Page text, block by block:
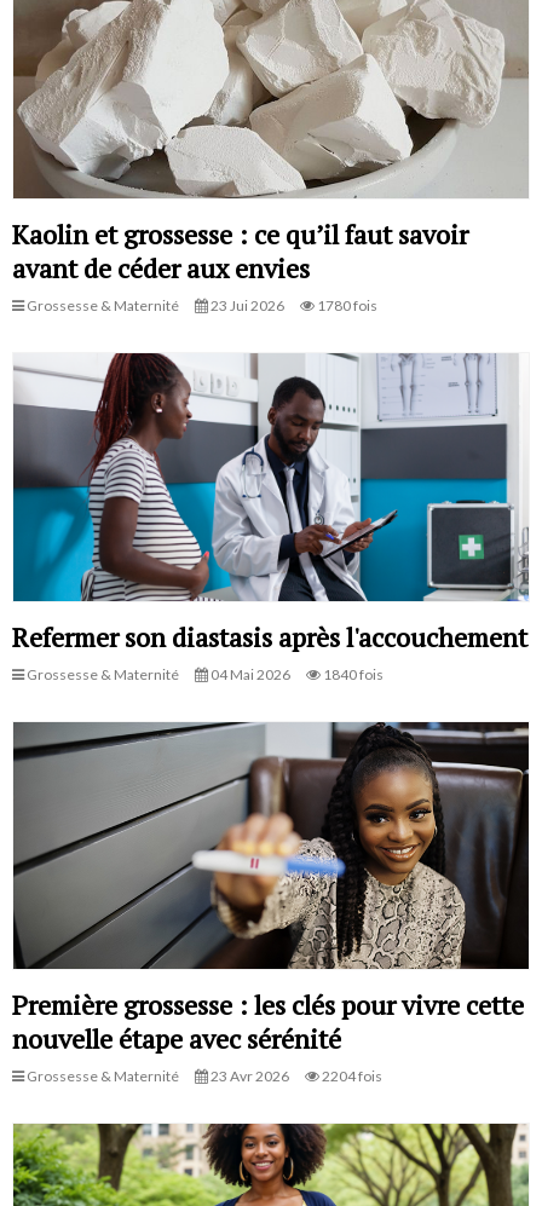
Kaolin et grossesse : ce qu’il faut savoir
avant de céder aux envies
Grossesse & Maternité 23 Jui 2026 1780 fois
Refermer son diastasis après l'accouchement
Grossesse & Maternité 04 Mai 2026 1840 fois
Première grossesse : les clés pour vivre cette
nouvelle étape avec sérénité
Grossesse & Maternité 23 Avr 2026 2204 fois